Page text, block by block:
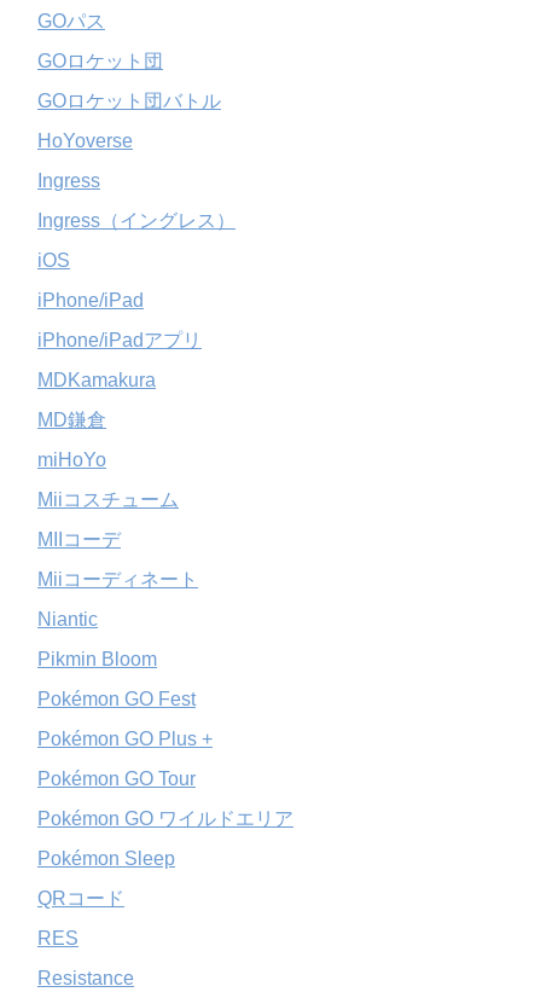
GOパス
GOロケット団
GOロケット団バトル
HoYoverse
Ingress
Ingress（イングレス）
iOS
iPhone/iPad
iPhone/iPadアプリ
MDKamakura
MD鎌倉
miHoYo
Miiコスチューム
MIIコーデ
Miiコーディネート
Niantic
Pikmin Bloom
Pokémon GO Fest
Pokémon GO Plus +
Pokémon GO Tour
Pokémon GO ワイルドエリア
Pokémon Sleep
QRコード
RES
Resistance